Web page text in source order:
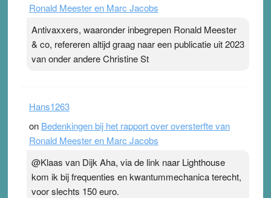
Ronald Meester en Marc Jacobs
Antivaxxers, waaronder inbegrepen Ronald Meester
& co, refereren altijd graag naar een publicatie uit 2023
van onder andere Christine St
Hans1263
on Bedenkingen bij het rapport over oversterfte van
Ronald Meester en Marc Jacobs
@Klaas van Dijk Aha, via de link naar Lighthouse
kom ik bij frequenties en kwantummechanica terecht,
voor slechts 150 euro.